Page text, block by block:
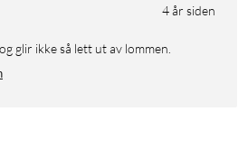
4 år siden
glir ikke så lett ut av lommen.